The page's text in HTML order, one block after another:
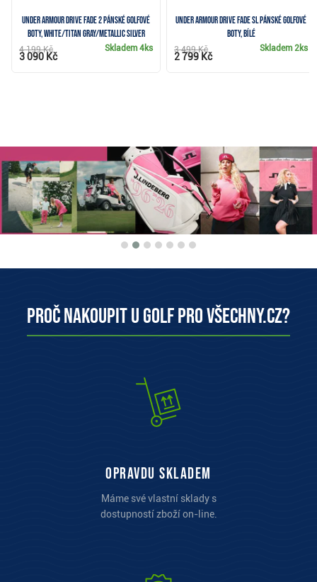
Under Armour Drive Fade 2 pánské golfové
boty, white/titan gray/metallic silver
Skladem4ks
4 199 Kč
3 090 Kč
Under Armour Drive Fade SL pánské golfové
boty, bílé
Skladem 2ks
3 499 Kč
2 799 Kč
Proč nakoupit u Golf pro všechny.cz?
opravdu skladem
Máme své vlastní sklady s
dostupností zboží on-line.